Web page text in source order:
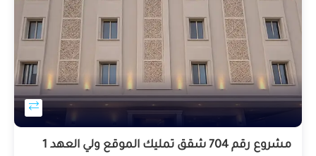
مشروع رقم 704 شقق تمليك الموقع ولي العهد 1